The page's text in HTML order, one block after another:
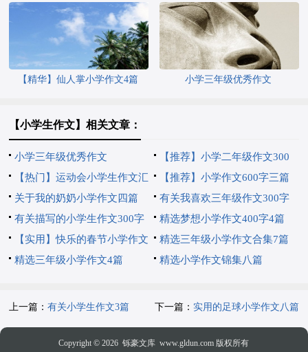
篇
【精华】仙人掌小学作文4篇 小学三年级优秀作文
【小学生作文】相关文章：
小学三年级优秀作文
【推荐】小学二年级作文300
字锦集九篇
【热门】运动会小学生作文汇
编7篇
【推荐】小学作文600字三篇
关于我的奶奶小学作文四篇
有关我喜欢三年级作文300字
三篇
有关描写的小学生作文300字
集锦8篇
精选梦想小学作文400字4篇
【实用】快乐的春节小学作文
5篇
精选三年级小学作文合集7篇
精选三年级小学作文4篇
精选小学作文锦集八篇
上一篇：有关小学生作文3篇 下一篇： 实用的足球小学作文八篇
Copyright © 2026 铄豪文库 www.gldun.com 版权所有